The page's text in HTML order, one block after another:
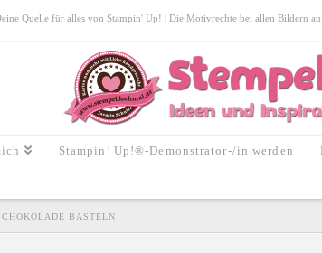
Quelle für alles von Stampin' Up! | Die Motivrechte bei allen Bildern
Stampin’ Up!®-Demonstrator-/in werden
BASTELN